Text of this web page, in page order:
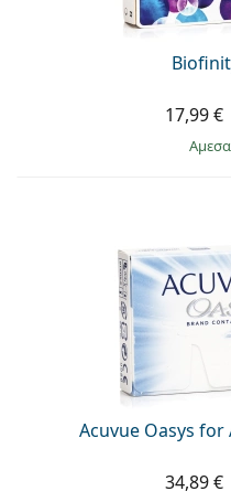
17,99 €
Acuvue Oasys
34,89 €